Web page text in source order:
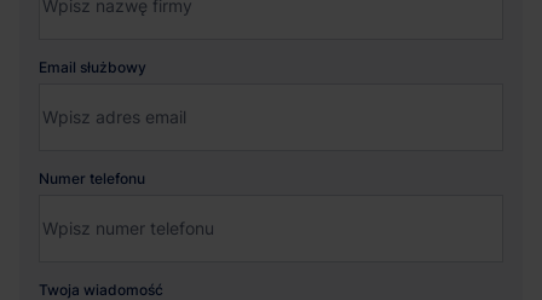
Email służbowy
Numer telefonu
Twoja wiadomość